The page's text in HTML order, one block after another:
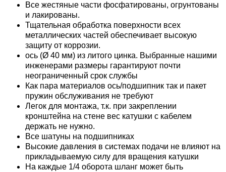
Все жестяные части фосфатированы, огрунтованы
и лакированы.
Тщательная обработка поверхности всех
металлических частей обеспечивает высокую
защиту от коррозии.
ось (Ø 40 мм) из литого цинка. Выбранные нашими
инженерами размеры гарантируют почти
неограниченный срок службы
Как пара материалов ось/подшипник так и пакет
пружин обслуживания не требуют
Легок для монтажа, т.к. при закреплении
кронштейна на стене вес катушки с кабелем
держать не нужно.
Все шатуны на подшипниках
Высокие давления в системах подачи не влияют на
прикладываемую силу для вращения катушки
На каждые 1/4 оборота шланг может быть